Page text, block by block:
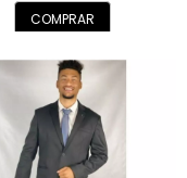
COMPRAR